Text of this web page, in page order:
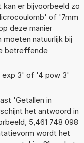
er bijvoorbeeld zo
of '7mm
deze manier
natuurlijk bij
betreffende
exp 3' of '4 pow 3'
'Getallen in
het antwoord in
5,461 748 098
wordt het